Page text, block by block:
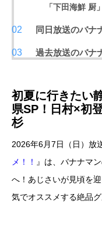
「下田海鮮 厨
同日放送のバナ
過去放送のバナ
初夏に行きたい
県SP！日村×初
杉
2026年6月7日（日）放
メ！！ 』は、バナナマ
へ！あじさいが見頃を
気でオススメする絶品